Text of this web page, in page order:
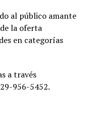
al público amante
la oferta
en categorías
a través
956-5452.